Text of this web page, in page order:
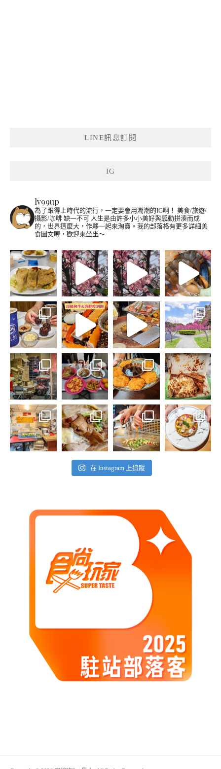
LINE訊息訂閱
IG
lv99up
為了跟得上時代的流行，一定要會用潮潮的IG啊！ 美食/旅遊/
攝影/咖啡 缺一不可 人生是由許多小小美好與感動拼湊而成
的，世界這麼大，作夥一起來淘寶。我的部落格有更多詳細美
食圖文喔，歡迎來坐坐～
在 Instagram 上追蹤